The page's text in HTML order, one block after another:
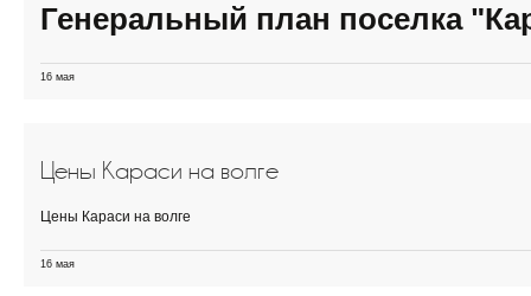
Генеральный план поселка
16 мая
Цены Караси на волге
Цены Караси на волге
16 мая